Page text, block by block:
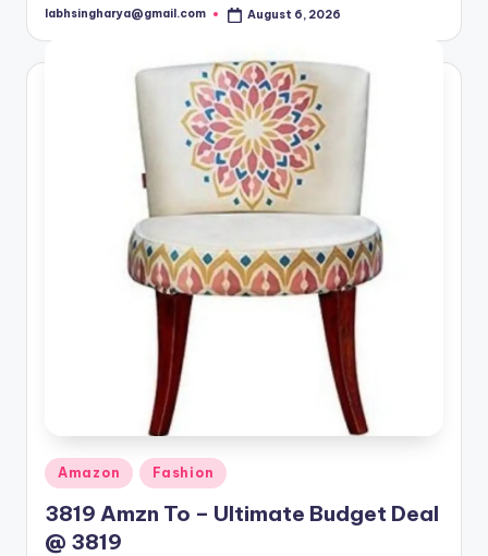
Posted
labhsingharya@gmail.com August 6, 2026
Posted
in
Amazon Fashion
3819 Amzn To – Ultimate Budget Deal
@ 3819